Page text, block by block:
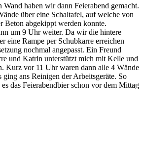
Wand haben wir dann Feierabend gemacht.
über eine Schaltafel, auf welche von
Beton abgekippt werden konnte.
um 9 Uhr weiter. Da wir die hintere
eine Rampe per Schubkarre erreichen
nochmal angepasst. Ein Freund
und Katrin unterstützt mich mit Kelle und
Kurz vor 11 Uhr waren dann alle 4 Wände
ans Reinigen der Arbeitsgeräte. So
es das Feierabendbier schon vor dem Mittag